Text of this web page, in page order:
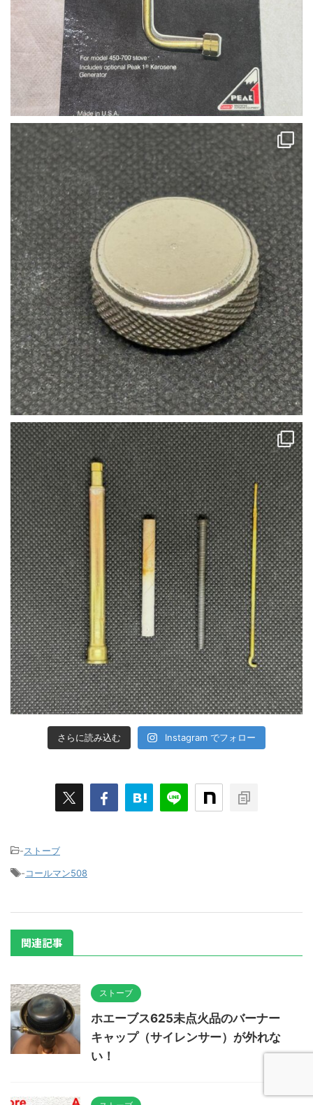
さらに読み込む Instagram でフォロー
-ストーブ
-コールマン508
関連記事
ストーブ
ホエーブス625未点火品のバーナー
キャップ（サイレンサー）が外れな
い！